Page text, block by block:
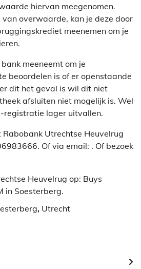
hiervan meegenomen.
overwaarde, kan je deze door
meenemen om je
meeneemt om je
beoordelen is of er openstaande
dit het geval is wil dit niet
afsluiten niet mogelijk is. Wel
registratie lager uitvallen.
Utrechtse Heuvelrug
Of via email: . Of bezoek
Heuvelrug op: Buys
in Soesterberg.
, Utrecht